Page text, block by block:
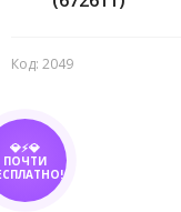
Код: 2049
💎⚡💎
ПОЧТИ